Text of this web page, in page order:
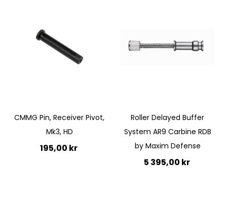
CMMG Pin, Receiver Pivot,
Mk3, HD
195,00 kr
Roller Delayed Buffer
System AR9 Carbine RDB
by Maxim Defense
5 395,00 kr